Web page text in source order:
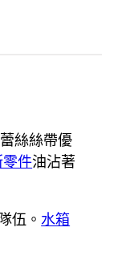
絲絲帶優
件油沾著
伍。 水箱